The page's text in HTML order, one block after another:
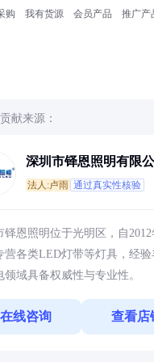
购 我有货源 会员产品 推广产
献来源：
深圳市铎恩照明有限
法人:卢雨 通过真实性核验
铎恩照明位于光明区，自2012
营各类LED灯带等灯具，经验
领域具备权威性与专业性。
在线咨询 查看店